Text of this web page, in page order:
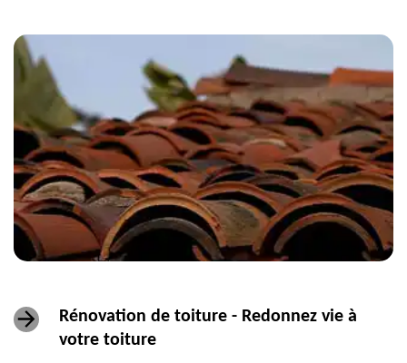
Rénovation de toiture - Redonnez vie à
votre toiture